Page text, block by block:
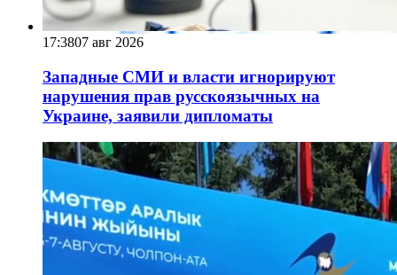
17:3807 авг 2026
Западные СМИ и власти игнорируют
нарушения прав русскоязычных на
Украине, заявили дипломаты